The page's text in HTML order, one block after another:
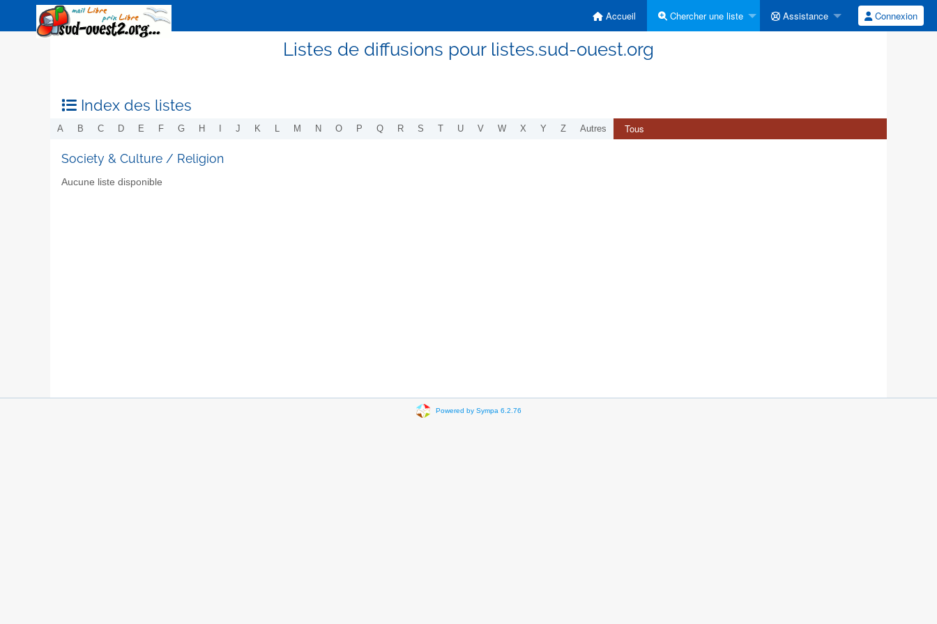
Accueil Chercher une liste Assistance Connexion
Listes de diffusions pour listes.sud-ouest.org
Index des listes
A B C D E F G H J K L M N O P Q R S T U V W X Y Z Autres Tous
Society & Culture / Religion
Aucune liste disponible
Powered by Sympa 6.2.76